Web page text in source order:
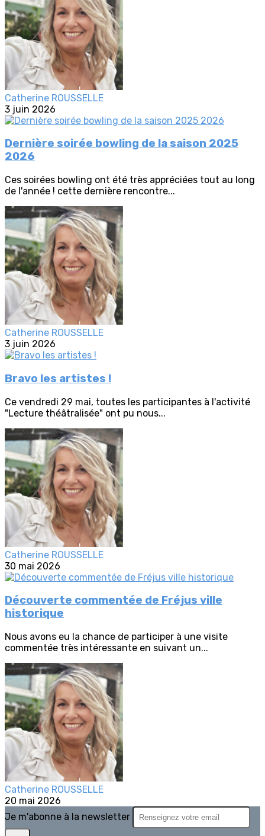
Catherine ROUSSELLE
3 juin 2026
Dernière soirée bowling de la saison 2025
2026
Ces soirées bowling ont été très appréciées tout au long
de l'année ! cette dernière rencontre...
Catherine ROUSSELLE
3 juin 2026
Bravo les artistes !
Ce vendredi 29 mai, toutes les participantes à l'activité
"Lecture théâtralisée" ont pu nous...
Catherine ROUSSELLE
30 mai 2026
Découverte commentée de Fréjus ville
historique
Nous avons eu la chance de participer à une visite
commentée très intéressante en suivant un...
Catherine ROUSSELLE
20 mai 2026
Je m'abonne à la newsletter